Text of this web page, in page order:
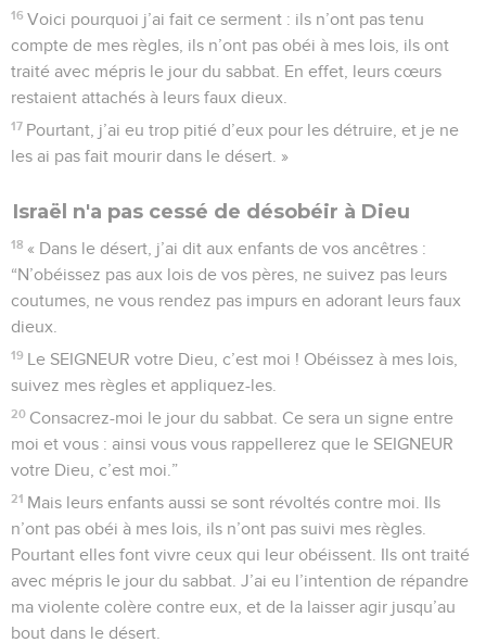
16 Voici pourquoi j’ai fait ce serment : ils n’ont pas tenu
compte de mes règles, ils n’ont pas obéi à mes lois, ils ont
traité avec mépris le jour du sabbat. En effet, leurs cœurs
restaient attachés à leurs faux dieux.
17 Pourtant, j’ai eu trop pitié d’eux pour les détruire, et je ne
les ai pas fait mourir dans le désert. »
Israël n'a pas cessé de désobéir à Dieu
18 « Dans le désert, j’ai dit aux enfants de vos ancêtres :
“N’obéissez pas aux lois de vos pères, ne suivez pas leurs
coutumes, ne vous rendez pas impurs en adorant leurs faux
dieux.
19 Le SEIGNEUR votre Dieu, c’est moi ! Obéissez à mes lois,
suivez mes règles et appliquez-les.
20 Consacrez-moi le jour du sabbat. Ce sera un signe entre
moi et vous : ainsi vous vous rappellerez que le SEIGNEUR
votre Dieu, c’est moi.”
21 Mais leurs enfants aussi se sont révoltés contre moi. Ils
n’ont pas obéi à mes lois, ils n’ont pas suivi mes règles.
Pourtant elles font vivre ceux qui leur obéissent. Ils ont traité
avec mépris le jour du sabbat. J’ai eu l’intention de répandre
ma violente colère contre eux, et de la laisser agir jusqu’au
bout dans le désert.